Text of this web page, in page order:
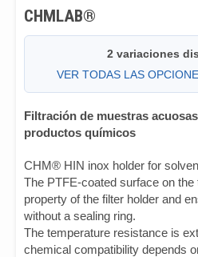
CHMLAB®
2 variaciones
VER TODAS LAS
Filtración de muestras
productos químicos
CHM® HIN inox holder for
The PTFE-coated surface on
property of the filter holder and
without a sealing ring.
The temperature resistance is
chemical compatibility depends